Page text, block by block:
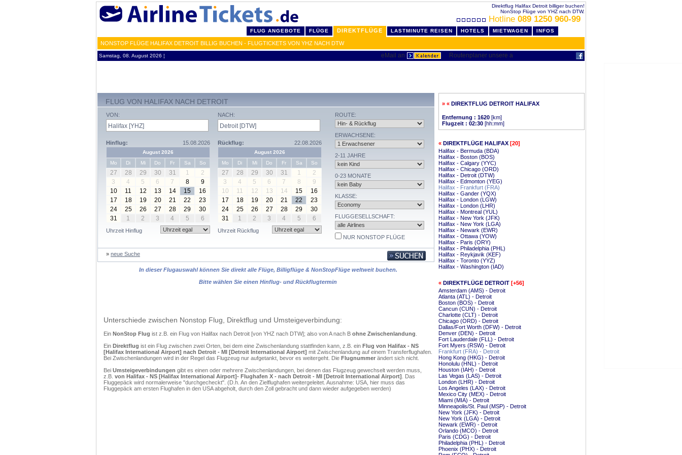
Direktflug Halifax Detroit billiger buchen!
NonStop Flüge von YHZ nach DTW.
Hotline 089 1250 960-99
FLUG ANGEBOTE FLÜGE DIREKTFLÜGE LASTMINUTE REISEN HOTELS MIETWAGEN INFOS
NONSTOP FLÜGE HALIFAX DETROIT BILLIG BUCHEN - FLUGTICKETS VON YHZ NACH DTW
Samstag, 08. August 2026 ¦
FLUG VON HALIFAX NACH DETROIT
VON:
Hinflug: 15.08.2026
August 2026
Mo
Di Mi Do Fr Sa So
27 28 29 30 31 1
2
3
4 5 6 7 8
9
10
11 12 13 14 15
16
17
18 19 20 21 22
23
24
25 26 27 28 29
30
31
1 2 3 4 5 6
Uhrzeit Hinflug
NACH:
Rückflug: 22.08.2026
August 2026
Mo
Di Mi Do Fr Sa So
27 28 29 30 31 1
2
3
4 5 6 7 8
9
10
11 12 13 14 15
16
17
18 19 20 21 22
23
24
25 26 27 28 29
30
31
1 2 3 4 5 6
Uhrzeit Rückflug
ROUTE:
ERWACHSENE:
2-11 JAHRE
0-23 MONATE
KLASSE:
FLUGGESELLSCHAFT:
NUR NONSTOP FLÜGE
» neue Suche
In dieser Flugauswahl können Sie direkt alle Flüge, Billigflüge & NonStopFlüge weltweit buchen.
Bitte wählen Sie einen Hinflug- und Rückflugtermin
Unterschiede zwischen Nonstop Flug, Direktflug und Umsteigeverbindung:
Ein NonStop Flug ist z.B. ein Flug von Halifax nach Detroit [von YHZ nach DTW]; also von A nach B ohne Zwischenlandung
Ein Direktflug ist ein Flug zwischen zwei Orten, bei dem eine Zwischenlandung stattfinden kann, z.B. ein Flug von Halifax - NS
[Halifax International Airport] nach Detroit - MI [Detroit International Airport] mit Zwischenlandung auf einem Transferflughafen.
Bei Zwischenlandungen wird in der Regel das Flugzeug nur aufgetankt, bevor es weitergeht. Die Flugnummer ändert sich nicht.
Bei Umsteigeverbindungen gibt es einen oder mehrere Zwischenlandungen, bei denen das Flugzeug gewechselt werden muss,
z.B. von Halifax - NS [Halifax International Airport]- Flughafen X - nach Detroit - MI [Detroit International Airport] . Das
Fluggepäck wird normalerweise "durchgecheckt". (D.h. An den Zielflughafen weitergeleitet. Ausnahme: USA, hier muss das
Fluggepäck am ersten Flughafen in den USA abgeholt, durch den Zoll gebracht und dann wieder aufgegeben werden)
» « DIREKTFLUG DETROIT HALIFAX
Entfernung : 1620 [km]
Flugzeit : 02:30 [hh:mm]
« DIREKTFLÜGE HALIFAX [20]
Halifax - Bermuda (BDA)
Halifax - Boston (BOS)
Halifax - Calgary (YYC)
Halifax - Chicago (ORD)
Halifax - Detroit (DTW)
Halifax - Edmonton (YEG)
Halifax - Frankfurt (FRA)
Halifax - Gander (YQX)
Halifax - London (LGW)
Halifax - London (LHR)
Halifax - Montreal (YUL)
Halifax - New York (JFK)
Halifax - New York (LGA)
Halifax - Newark (EWR)
Halifax - Ottawa (YOW)
Halifax - Paris (ORY)
Halifax - Philadelphia (PHL)
Halifax - Reykjavik (KEF)
Halifax - Toronto (YYZ)
Halifax - Washington (IAD)
« DIREKTFLÜGE DETROIT [+56]
Amsterdam (AMS) - Detroit
Atlanta (ATL) - Detroit
Boston (BOS) - Detroit
Cancun (CUN) - Detroit
Charlotte (CLT) - Detroit
Chicago (ORD) - Detroit
Dallas/Fort Worth (DFW) - Detroit
Denver (DEN) - Detroit
Fort Lauderdale (FLL) - Detroit
Fort Myers (RSW) - Detroit
Frankfurt (FRA) - Detroit
Hong Kong (HKG) - Detroit
Honolulu (HNL) - Detroit
Houston (IAH) - Detroit
Las Vegas (LAS) - Detroit
London (LHR) - Detroit
Los Angeles (LAX) - Detroit
Mexico City (MEX) - Detroit
Miami (MIA) - Detroit
Minneapolis/St. Paul (MSP) - Detroit
New York (JFK) - Detroit
New York (LGA) - Detroit
Newark (EWR) - Detroit
Orlando (MCO) - Detroit
Paris (CDG) - Detroit
Philadelphia (PHL) - Detroit
Phoenix (PHX) - Detroit